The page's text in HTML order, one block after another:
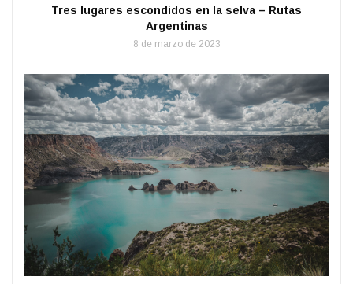
Tres lugares escondidos en la selva – Rutas
Argentinas
8 de marzo de 2023